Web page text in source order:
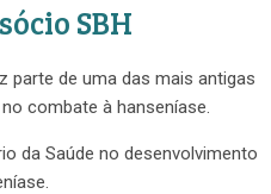
SBH
parte de uma das mais antigas
combate à hanseníase.
da Saúde no desenvolvimento